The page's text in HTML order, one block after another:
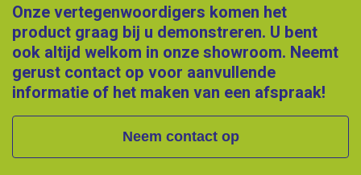
Onze vertegenwoordigers komen het
product graag bij u demonstreren. U bent
ook altijd welkom in onze showroom. Neemt
gerust contact op voor aanvullende
informatie of het maken van een afspraak!
Neem contact op